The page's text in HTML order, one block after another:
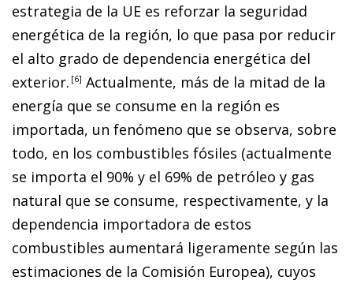
estrategia de la UE es reforzar la seguridad
energética de la región, lo que pasa por reducir
el alto grado de dependencia energética del
exterior. 6 Actualmente, más de la mitad de la
energía que se consume en la región es
importada, un fenómeno que se observa, sobre
todo, en los combustibles fósiles (actualmente
se importa el 90% y el 69% de petróleo y gas
natural que se consume, respectivamente, y la
dependencia importadora de estos
combustibles aumentará ligeramente según las
estimaciones de la Comisión Europea), cuyos